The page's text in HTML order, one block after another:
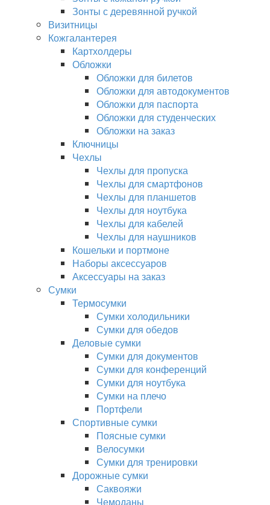
Зонты с деревянной ручкой
Визитницы
Кожгалантерея
Картхолдеры
Обложки
Обложки для билетов
Обложки для автодокументов
Обложки для паспорта
Обложки для студенческих
Обложки на заказ
Ключницы
Чехлы
Чехлы для пропуска
Чехлы для смартфонов
Чехлы для планшетов
Чехлы для ноутбука
Чехлы для кабелей
Чехлы для наушников
Кошельки и портмоне
Наборы аксессуаров
Аксессуары на заказ
Сумки
Термосумки
Сумки холодильники
Сумки для обедов
Деловые сумки
Сумки для документов
Сумки для конференций
Сумки для ноутбука
Сумки на плечо
Портфели
Спортивные сумки
Поясные сумки
Велосумки
Сумки для тренировки
Дорожные сумки
Саквояжи
Чемоданы